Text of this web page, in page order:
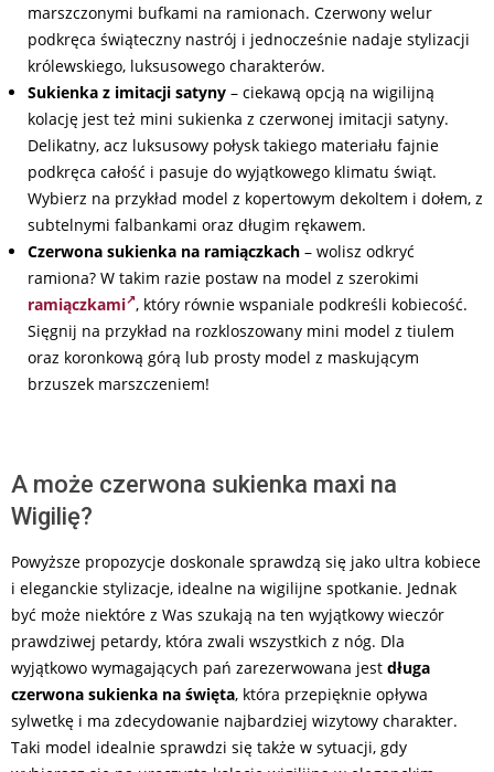
marszczonymi bufkami na ramionach. Czerwony welur
podkręca świąteczny nastrój i jednocześnie nadaje stylizacji
królewskiego, luksusowego charakterów.
Sukienka z imitacji satyny – ciekawą opcją na wigilijną
kolację jest też mini sukienka z czerwonej imitacji satyny.
Delikatny, acz luksusowy połysk takiego materiału fajnie
podkręca całość i pasuje do wyjątkowego klimatu świąt.
Wybierz na przykład model z kopertowym dekoltem i dołem, z
subtelnymi falbankami oraz długim rękawem.
Czerwona sukienka na ramiączkach – wolisz odkryć
ramiona? W takim razie postaw na model z szerokimi
ramiączkami , który równie wspaniale podkreśli kobiecość.
Sięgnij na przykład na rozkloszowany mini model z tiulem
oraz koronkową górą lub prosty model z maskującym
brzuszek marszczeniem!
A może czerwona sukienka maxi na
Wigilię?
Powyższe propozycje doskonale sprawdzą się jako ultra kobiece
i eleganckie stylizacje, idealne na wigilijne spotkanie. Jednak
być może niektóre z Was szukają na ten wyjątkowy wieczór
prawdziwej petardy, która zwali wszystkich z nóg. Dla
wyjątkowo wymagających pań zarezerwowana jest długa
czerwona sukienka na święta, która przepięknie opływa
sylwetkę i ma zdecydowanie najbardziej wizytowy charakter.
Taki model idealnie sprawdzi się także w sytuacji, gdy